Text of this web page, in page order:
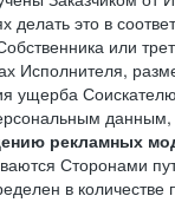
это в
или
Исполнителя,
ущерба
данным,
рекламных
Сторонами
в количестве